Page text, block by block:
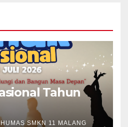
Tahun
HUMAS SMKN 11 MALANG